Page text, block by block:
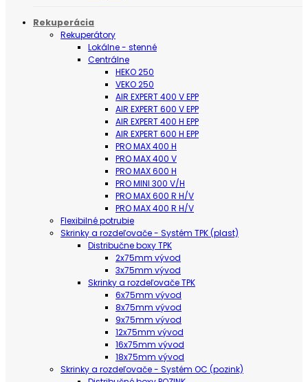
Rekuperácia
Rekuperátory
Lokálne - stenné
Centrálne
HEKO 250
VEKO 250
AIR EXPERT 400 V EPP
AIR EXPERT 600 V EPP
AIR EXPERT 400 H EPP
AIR EXPERT 600 H EPP
PRO MAX 400 H
PRO MAX 400 V
PRO MAX 600 H
PRO MINI 300 V/H
PRO MAX 600 R H/V
PRO MAX 400 R H/V
Flexibilné potrubie
Skrinky a rozdeľovače - Systém TPK (plast)
Distribučne boxy TPK
2x75mm vývod
3x75mm vývod
Skrinky a rozdeľovače TPK
6x75mm vývod
8x75mm vývod
9x75mm vývod
12x75mm vývod
16x75mm vývod
18x75mm vývod
Skrinky a rozdeľovače - Systém OC (pozink)